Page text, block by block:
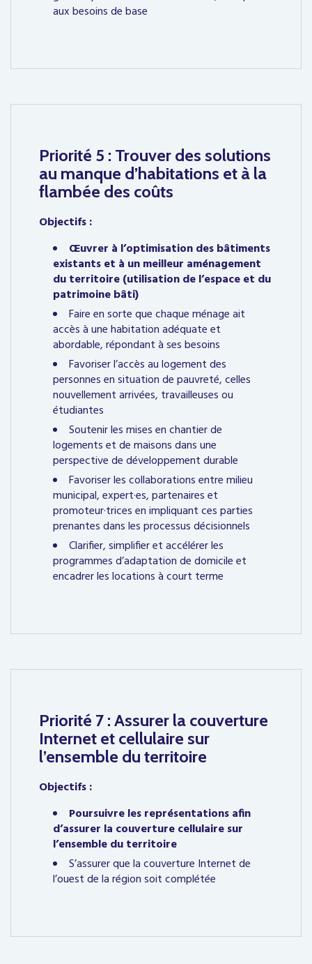
aux besoins de base
Priorité 5 : Trouver des solutions
au manque d’habitations et à la
flambée des coûts
Objectifs:
Œuvrer à l’optimisation des bâtiments
existants et à un meilleur aménagement
du territoire (utilisation de l’espace et du
patrimoine bâti)
Faire en sorte que chaque ménage ait
accès à une habitation adéquate et
abordable, répondant à ses besoins
Favoriser l’accès au logement des
personnes en situation de pauvreté, celles
nouvellement arrivées, travailleuses ou
étudiantes
Soutenir les mises en chantier de
logements et de maisons dans une
perspective de développement durable
Favoriser les collaborations entre milieu
municipal, expert·es, partenaires et
promoteur·trices en impliquant ces parties
prenantes dans les processus décisionnels
Clarifier, simplifier et accélérer les
programmes d’adaptation de domicile et
encadrer les locations à court terme
Priorité 7 : Assurer la couverture
Internet et cellulaire sur
l’ensemble du territoire
Objectifs :
Poursuivre les représentations afin
d’assurer la couverture cellulaire sur
l’ensemble du territoire
S’assurer que la couverture Internet de
l’ouest de la région soit complétée